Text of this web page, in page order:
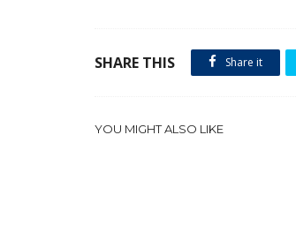
SHARE THIS Share it
YOU MIGHT ALSO LIKE